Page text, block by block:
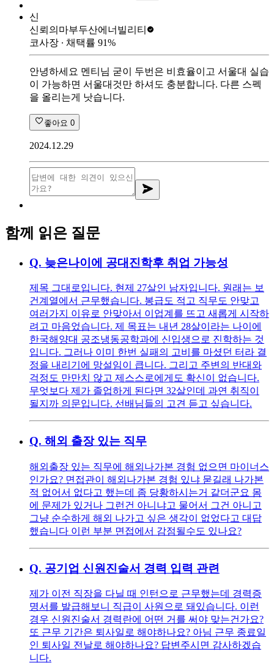
신
신뢰의마부두산에너빌리티
코사장 ∙ 채택률 91%
안녕하세요 멘티님 굳이 두번은 비효율이고 서울대 실습
이 가능하면 서울대것만 하셔도 충분합니다. 다른 스펙
을 올리는게 낫습니다.
좋아요 0
2024.12.29
함께 읽은 질문
Q. 늦은나이에 공대진학후 취업 가능성
제목 그대로입니다. 현제 27살인 남자입니다. 원래는 보
건계열에서 근무했습니다. 봉급도 적고 직무도 안맞고
여러가지 이유로 안맞아서 이업계를 뜨고 새롭게 시작하
려고 마음었습니다. 제 목표는 내년 28살이라는 나이에
한국해양대 공조냉동공학과에 신입생으로 진학하는 것
입니다. 그러나 이미 한번 실패의 고비를 마셨던 터라 결
정을 내리기에 망설임이 큽니다. 그리고 주변의 반대와
걱정도 만만치 않고 제스스로에게도 확신이 없습니다.
무엇보다 제가 졸업하게 된다면 32살인데 과연 취직이
될지까 의문입니다. 선배님들의 고견 듣고 싶습니다.
Q. 해외 출장 있는 직무
해외출장 있는 직무에 해외나가본 경험 없으면 마이너스
인가요? 면접관이 해외나가본 경험 있냐 묻길래 나가본
적 없어서 없다고 했는데 좀 당황하시는거 같더군요 몸
에 문제가 있거나 그런건 아니냐고 물어서 그건 아니고
그냥 순수하게 해외 나가고 싶은 생각이 없었다고 대답
했습니다 이런 부분 면접에서 감점될수도 있나요?
Q. 공기업 신원진술서 경력 입력 관련
제가 이전 직장을 다닐 때 인턴으로 근무했는데 경력증
명서를 발급해보니 직급이 사원으로 돼있습니다. 이런
경우 신원진술서 경력란에 어떤 거를 써야 맞는건가요?
또 근무 기간은 퇴사일로 해야하나요? 아님 근무 종료일
인 퇴사일 전날로 해야하나요? 답변주시면 감사하겠습
니다.